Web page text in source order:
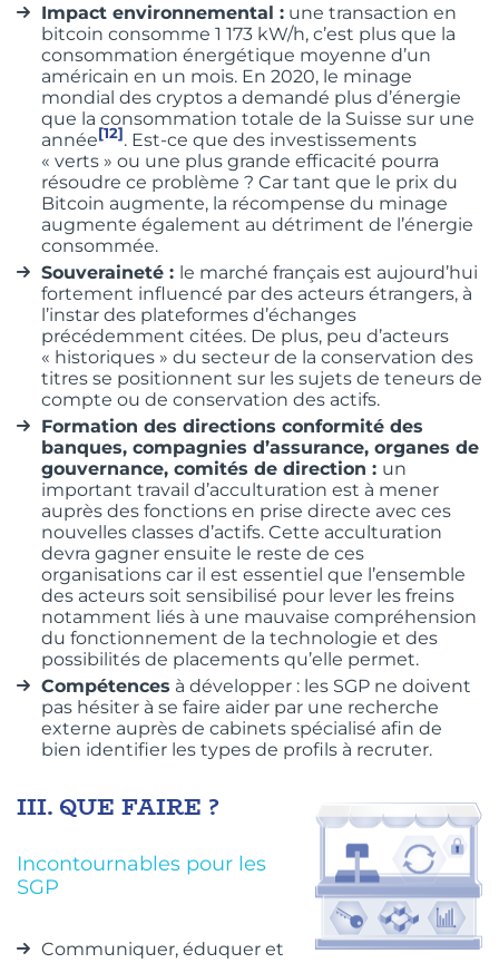
Impact environnemental : une transaction en
bitcoin consomme 1 173 kW/h, c’est plus que la
consommation énergétique moyenne d’un
américain en un mois. En 2020, le minage
mondial des cryptos a demandé plus d’énergie
que la consommation totale de la Suisse sur une
année[12]. Est-ce que des investissements
« verts » ou une plus grande efficacité pourra
résoudre ce problème ? Car tant que le prix du
Bitcoin augmente, la récompense du minage
augmente également au détriment de l’énergie
consommée.
Souveraineté : le marché français est aujourd’hui
fortement influencé par des acteurs étrangers, à
l’instar des plateformes d’échanges
précédemment citées. De plus, peu d’acteurs
« historiques » du secteur de la conservation des
titres se positionnent sur les sujets de teneurs de
compte ou de conservation des actifs.
Formation des directions conformité des
banques, compagnies d’assurance, organes de
gouvernance, comités de direction : un
important travail d’acculturation est à mener
auprès des fonctions en prise directe avec ces
nouvelles classes d’actifs. Cette acculturation
devra gagner ensuite le reste de ces
organisations car il est essentiel que l’ensemble
des acteurs soit sensibilisé pour lever les freins
notamment liés à une mauvaise compréhension
du fonctionnement de la technologie et des
possibilités de placements qu’elle permet.
Compétences à développer : les SGP ne doivent
pas hésiter à se faire aider par une recherche
externe auprès de cabinets spécialisé afin de
bien identifier les types de profils à recruter.
III. QUE FAIRE ?
Incontournables pour les
SGP
Communiquer, éduquer et